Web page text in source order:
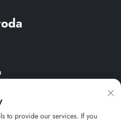
to provide our services. If you